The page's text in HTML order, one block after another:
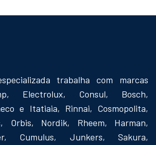
trabalha com marcas
Electrolux, Consul, Bosch,
e Itatiaia, Rinnai, Cosmopolita,
Orbis, Nordik, Rheem, Harman,
Cumulus, Junkers, Sakura,